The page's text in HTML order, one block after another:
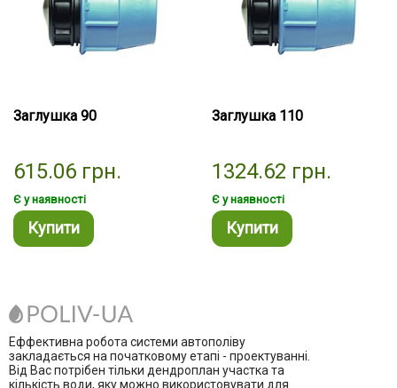
Заглушка 90
615.06 грн.
Є у наявності
Купити
Заглушка 110
1324.62 грн.
Є у наявності
Купити
Еффективна робота системи автополіву
закладається на початковому етапі - проектуванні.
Від Вас потрібен тільки дендроплан участка та
кількість води, яку можно використовувати для